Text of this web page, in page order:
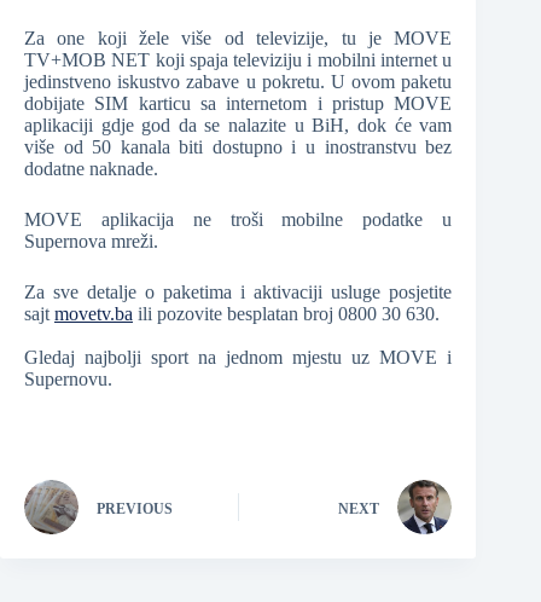
Za one koji žele više od televizije, tu je MOVE
TV+MOB NET koji spaja televiziju i mobilni internet u
jedinstveno iskustvo zabave u pokretu. U ovom paketu
dobijate SIM karticu sa internetom i pristup MOVE
aplikaciji gdje god da se nalazite u BiH, dok će vam
više od 50 kanala biti dostupno i u inostranstvu bez
dodatne naknade.
MOVE aplikacija ne troši mobilne podatke u
Supernova mreži.
Za sve detalje o paketima i aktivaciji usluge posjetite
sajt movetv.ba ili pozovite besplatan broj 0800 30 630.
Gledaj najbolji sport na jednom mjestu uz MOVE i
Supernovu.
PREVIOUS NEXT